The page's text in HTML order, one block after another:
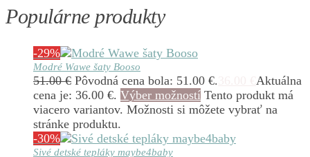
Populárne produkty
-29%
Modré Wawe šaty Booso
51.00€ Pôvodná cena bola: 51.00 €.
Aktuálna
cena je: 36.00 €. Výber možností Tento produkt má
viacero variantov. Možnosti si môžete vybrať na
stránke produktu.
-30%
Sivé detské tepláky maybe4baby